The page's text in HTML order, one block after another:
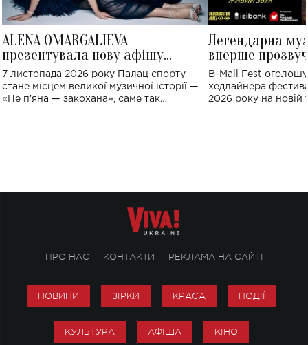
ALENA OMARGALIEVA
презентувала нову афішу
великого концерту в Палаці
спорту
7 листопада 2026 року Палац спорту
стане місцем великої музичної історії —
«Не пʼяна — закохана», саме так
Легендарна
вперше
Україні: де
B-Mall Fest
хедлайнера
2026 року на новій
ПРО НАС КОНТАКТИ РЕКЛАМА НА САЙТІ
НОВИНИ ЗІРКИ КРАСА ПОДІЇ
КУЛЬТУРА АФІША КІНО